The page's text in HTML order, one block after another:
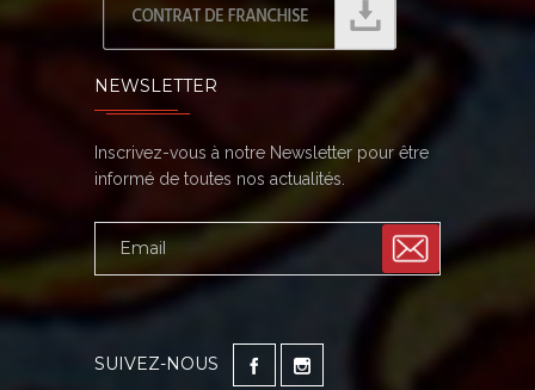
NEWSLETTER
Inscrivez-vous à notre Newsletter pour être
informé de toutes nos actualités.
SUIVEZ-NOUS